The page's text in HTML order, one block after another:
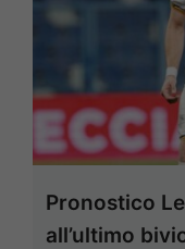
Pronostico
all’ultimo